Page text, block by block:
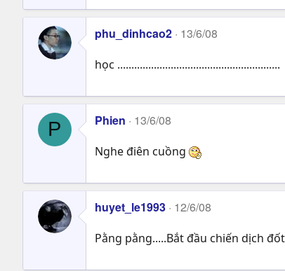
phu_dinhcao2 13/6/08
học ..........................................................
P Phien 13/6/08
Nghe điên cuồng
huyet_le1993 12/6/08
Pằng pằng.....Bắt đầu chiến dịch